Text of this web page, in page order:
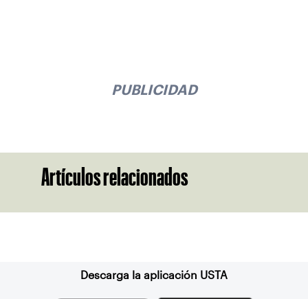
PUBLICIDAD
Artículos relacionados
Descarga la aplicación USTA